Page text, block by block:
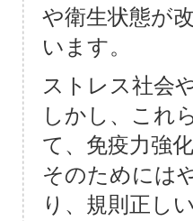
や衛生状態が
います。
ストレス社会
しかし、これ
て、免疫力強
そのためには
り、規則正し